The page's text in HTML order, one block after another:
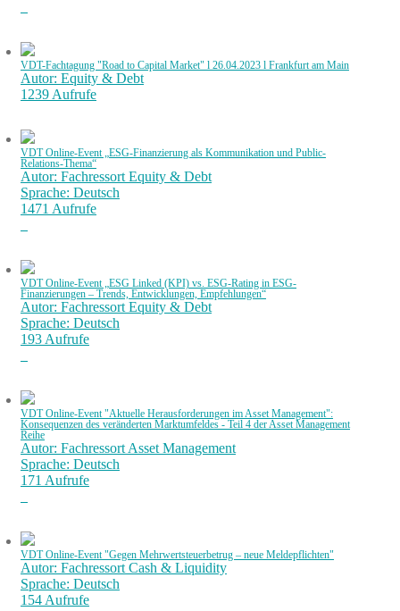
VDT-Fachtagung "Road to Capital Market" l 26.04.2023 l Frankfurt am Main
Autor: Equity & Debt
1239 Aufrufe
VDT Online-Event „ESG-Finanzierung als Kommunikation und Public-
Relations-Thema“
Autor: Fachressort Equity & Debt
Sprache: Deutsch
1471 Aufrufe
VDT Online-Event „ESG Linked (KPI) vs. ESG-Rating in ESG-
Finanzierungen – Trends, Entwicklungen, Empfehlungen“
Autor: Fachressort Equity & Debt
Sprache: Deutsch
193 Aufrufe
VDT Online-Event "Aktuelle Herausforderungen im Asset Management":
Konsequenzen des veränderten Marktumfeldes - Teil 4 der Asset Management
Reihe
Autor: Fachressort Asset Management
Sprache: Deutsch
171 Aufrufe
VDT Online-Event "Gegen Mehrwertsteuerbetrug – neue Meldepflichten"
Autor: Fachressort Cash & Liquidity
Sprache: Deutsch
154 Aufrufe